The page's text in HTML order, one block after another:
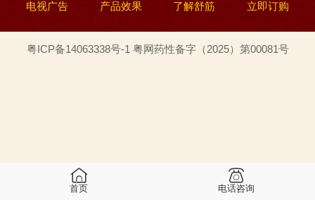
电视广告 产品效果 了解舒筋 立即订购
粤ICP备14063338号-1 粤网药性备字（2025）第00081号
首页 电话咨询